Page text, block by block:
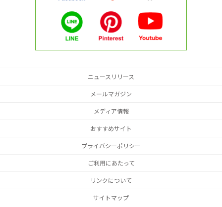
ニュースリリース
メールマガジン
メディア情報
おすすめサイト
プライバシーポリシー
ご利用にあたって
リンクについて
サイトマップ